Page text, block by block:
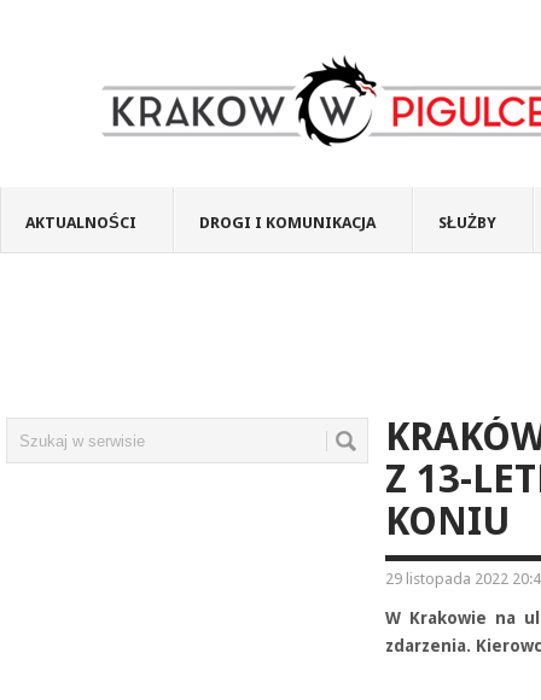
AKTUALNOŚCI DROGI I KOMUNIKACJA SŁUŻBY
Z 13-
KONIU
29 listopada 2022
W Krakowie na
zdarzenia.